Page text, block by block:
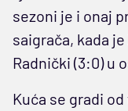
sezoni je i onaj
saigrača, kada
Radnički (3:0) u
Kuća se gradi